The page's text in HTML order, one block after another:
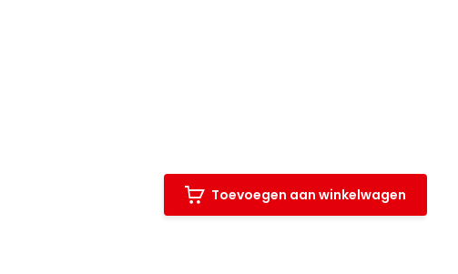
Toevoegen aan winkelwagen